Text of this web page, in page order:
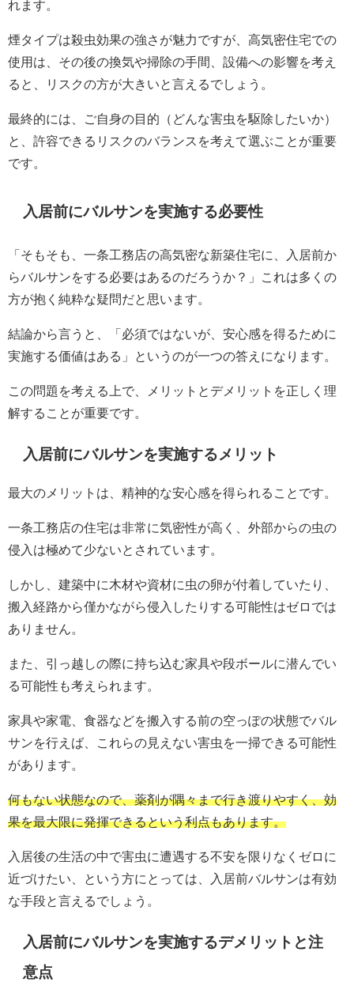
れます。
煙タイプは殺虫効果の強さが魅力ですが、高気密住宅での
使用は、その後の換気や掃除の手間、設備への影響を考え
ると、リスクの方が大きいと言えるでしょう。
最終的には、ご自身の目的（どんな害虫を駆除したいか）
と、許容できるリスクのバランスを考えて選ぶことが重要
です。
入居前にバルサンを実施する必要性
「そもそも、一条工務店の高気密な新築住宅に、入居前か
らバルサンをする必要はあるのだろうか？」これは多くの
方が抱く純粋な疑問だと思います。
結論から言うと、「必須ではないが、安心感を得るために
実施する価値はある」というのが一つの答えになります。
この問題を考える上で、メリットとデメリットを正しく理
解することが重要です。
入居前にバルサンを実施するメリット
最大のメリットは、精神的な安心感を得られることです。
一条工務店の住宅は非常に気密性が高く、外部からの虫の
侵入は極めて少ないとされています。
しかし、建築中に木材や資材に虫の卵が付着していたり、
搬入経路から僅かながら侵入したりする可能性はゼロでは
ありません。
また、引っ越しの際に持ち込む家具や段ボールに潜んでい
る可能性も考えられます。
家具や家電、食器などを搬入する前の空っぽの状態でバル
サンを行えば、これらの見えない害虫を一掃できる可能性
があります。
何もない状態なので、薬剤が隅々まで行き渡りやすく、効
果を最大限に発揮できるという利点もあります。
入居後の生活の中で害虫に遭遇する不安を限りなくゼロに
近づけたい、という方にとっては、入居前バルサンは有効
な手段と言えるでしょう。
入居前にバルサンを実施するデメリットと注
意点